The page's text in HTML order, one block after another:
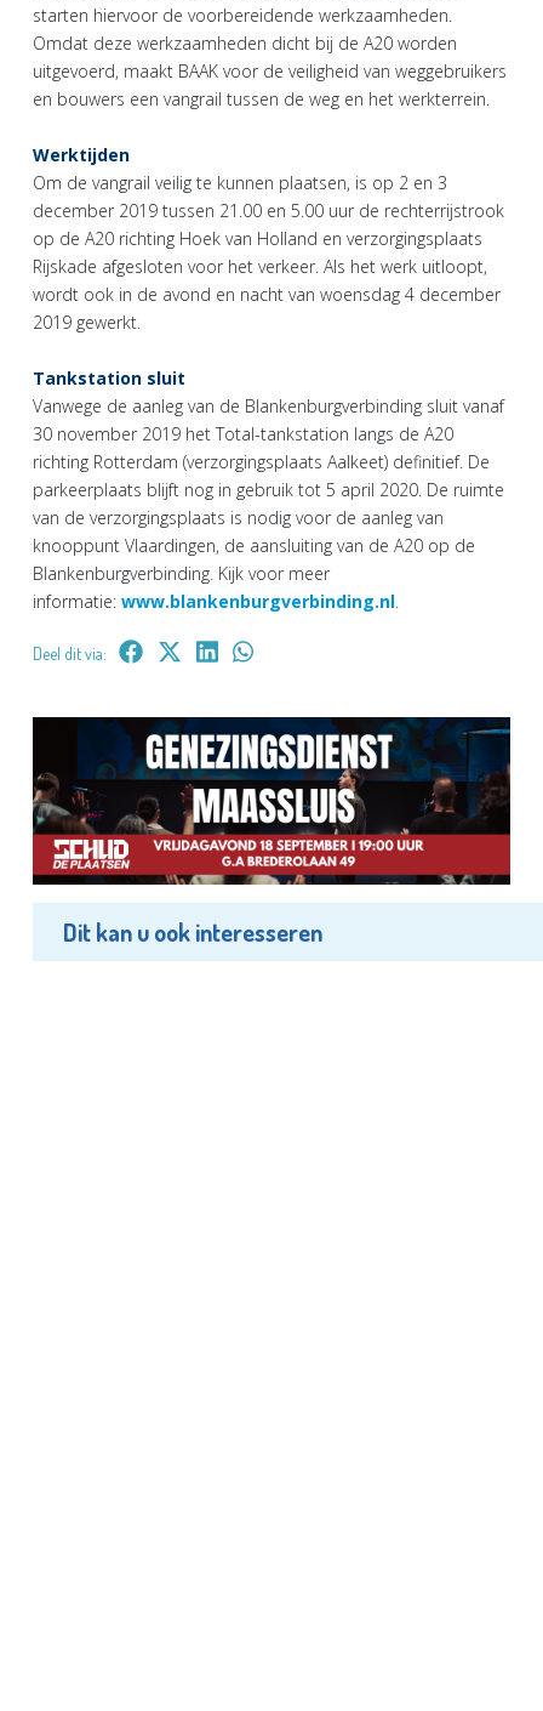
starten hiervoor de voorbereidende werkzaamheden.
Omdat deze werkzaamheden dicht bij de A20 worden
uitgevoerd, maakt BAAK voor de veiligheid van weggebruikers
en bouwers een vangrail tussen de weg en het werkterrein.
Werktijden
Om de vangrail veilig te kunnen plaatsen, is op 2 en 3
december 2019 tussen 21.00 en 5.00 uur de rechterrijstrook
op de A20 richting Hoek van Holland en verzorgingsplaats
Rijskade afgesloten voor het verkeer. Als het werk uitloopt,
wordt ook in de avond en nacht van woensdag 4 december
2019 gewerkt.
Tankstation sluit
Vanwege de aanleg van de Blankenburgverbinding sluit vanaf
30 november 2019 het Total-tankstation langs de A20
richting Rotterdam (verzorgingsplaats Aalkeet) definitief. De
parkeerplaats blijft nog in gebruik tot 5 april 2020. De ruimte
van de verzorgingsplaats is nodig voor de aanleg van
knooppunt Vlaardingen, de aansluiting van de A20 op de
Blankenburgverbinding. Kijk voor meer
informatie: www.blankenburgverbinding.nl.
Deel dit via:
Dit kan u ook interesseren